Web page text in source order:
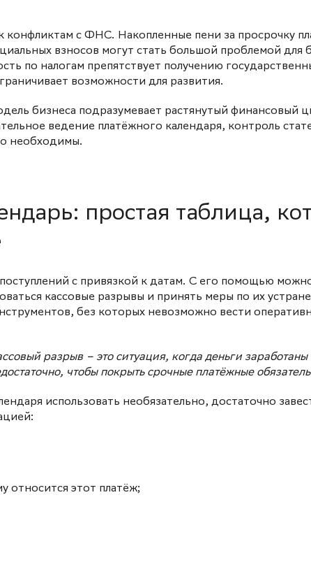
конфликтам с ФНС. Накопленные пени за просрочку
взносов могут стать большой проблемой для
по налогам препятствует получению
возможности для развития.
бизнеса подразумевает растянутый финансовый
ведение платёжного календаря, контроль
необходимы.
простая таблица,
с привязкой к датам. С его помощью
кассовые разрывы и принять меры по их
без которых невозможно вести
разрыв – это ситуация, когда деньги
чтобы покрыть срочные платёжные
использовать необязательно, достаточно
относится этот платёж;